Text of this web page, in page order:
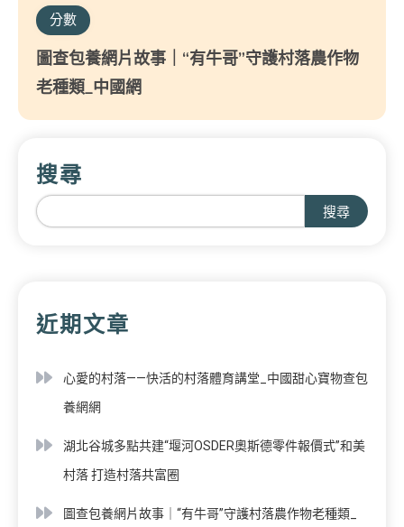
分數
圖查包養網片故事｜“有牛哥”守護村落農作物
老種類_中國網
搜尋
搜尋
近期文章
心愛的村落——快活的村落體育講堂_中國甜心寶物查包
養網網
湖北谷城多點共建“堰河OSDER奧斯德零件報價式”和美
村落 打造村落共富圈
圖查包養網片故事｜“有牛哥”守護村落農作物老種類_